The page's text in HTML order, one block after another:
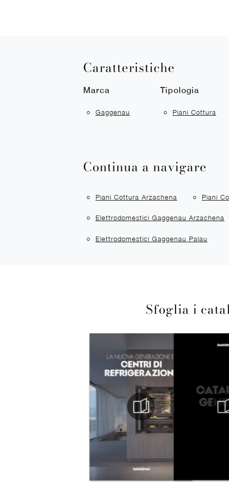
Caratteristiche
Marca
Gaggenau
Tipologia
Piani Cottura
Continua a navigare
Piani Cottura Arzachena Piani
Elettrodomestici Gaggenau Arzachena
Elettrodomestici Gaggenau Palau
Sfoglia i